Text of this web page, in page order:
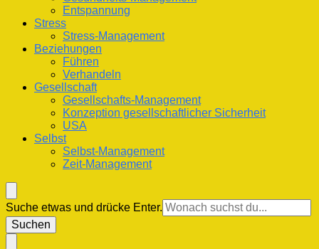
Entspannung
Stress
Stress-Management
Beziehungen
Führen
Verhandeln
Gesellschaft
Gesellschafts-Management
Konzeption gesellschaftlicher Sicherheit
USA
Selbst
Selbst-Management
Zeit-Management
Suchst
du
nach
Suche etwas und drücke Enter.